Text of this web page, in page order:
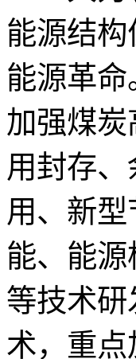
能源结
能源革
加强煤
用封存
用、新
能、能
等技术
术，重